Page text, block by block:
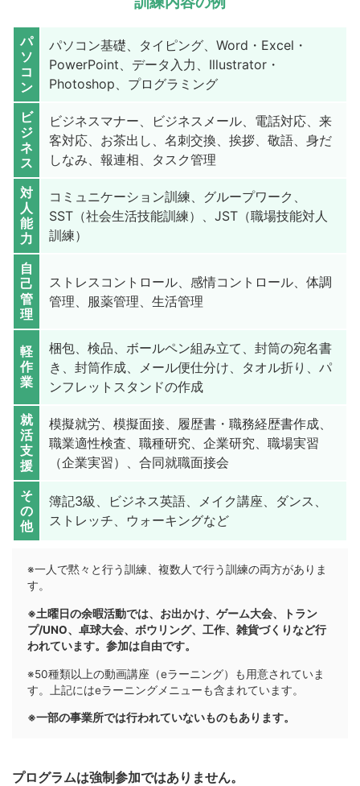
パ
ソ
コ
ン
パソコン基礎、タイピング、Word・Excel・
PowerPoint、データ入力、Illustrator・
Photoshop、プログラミング
ビ
ジ
ネ
ス
ビジネスマナー、ビジネスメール、電話対応、来
客対応、お茶出し、名刺交換、挨拶、敬語、身だ
しなみ、報連相、タスク管理
対
人
能
力
コミュニケーション訓練、グループワーク、
SST（社会生活技能訓練）、JST（職場技能対人
訓練）
自
己
管
理
ストレスコントロール、感情コントロール、体調
管理、服薬管理、生活管理
軽
作
業
梱包、検品、ボールペン組み立て、封筒の宛名書
き、封筒作成、メール便仕分け、タオル折り、パ
ンフレットスタンドの作成
就
活
支
援
模擬就労、模擬面接、履歴書・職務経歴書作成、
職業適性検査、職種研究、企業研究、職場実習
（企業実習）、合同就職面接会
そ
の
他
簿記3級、ビジネス英語、メイク講座、ダンス、
ストレッチ、ウォーキングなど
※一人で黙々と行う訓練、複数人で行う訓練の両方がありま
す。
※土曜日の余暇活動では、お出かけ、ゲーム大会、トラン
プ/UNO、卓球大会、ボウリング、工作、雑貨づくりなど行
われています。参加は自由です。
※50種類以上の動画講座（eラーニング）も用意されていま
す。上記にはeラーニングメニューも含まれています。
※一部の事業所では行われていないものもあります。
プログラムは強制参加ではありません。